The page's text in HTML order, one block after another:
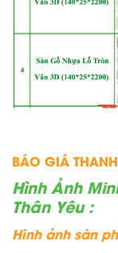
BÁO GIÁ
Hình Ảnh
Thân Yêu :
Hình ảnh sàn